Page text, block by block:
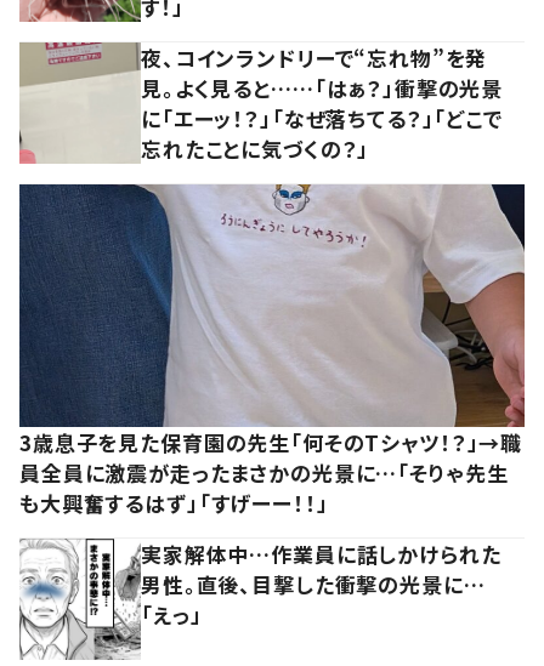
す！」
夜、コインランドリーで“忘れ物”を発
見。よく見ると……「はぁ？」衝撃の光景
に「エーッ！？」「なぜ落ちてる？」「どこで
忘れたことに気づくの？」
3歳息子を見た保育園の先生「何そのTシャツ！？」→職
員全員に激震が走ったまさかの光景に…「そりゃ先生
も大興奮するはず」「すげーー！！」
実家解体中…作業員に話しかけられた
男性。直後、目撃した衝撃の光景に…
「えっ」